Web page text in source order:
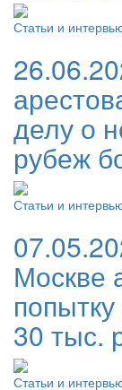
Статьи и
делу о
рубеж
Статьи и
Москве
30 тыс.
Статьи и